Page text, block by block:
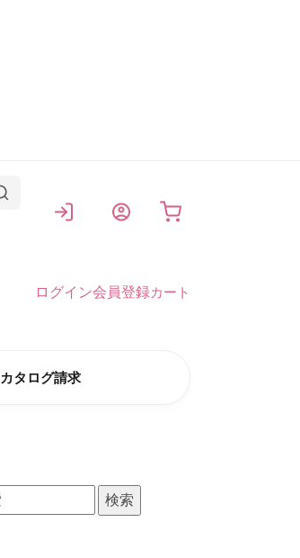
ログイン会員登録カート
カタログ請求
検索